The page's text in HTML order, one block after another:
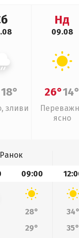
18°
зливи
Нд
09.08
26°14°
ясно
Ранок
09:00
28° 34°
29° 35°